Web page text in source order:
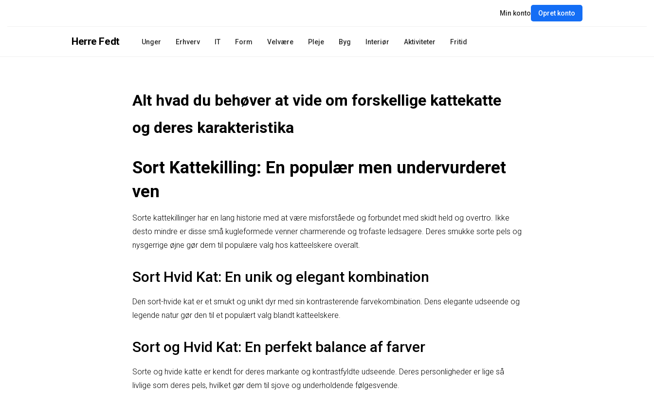
Herre Fedt Unger Erhverv IT Form Velvære Pleje Byg Interiør Aktiviteter Fritid
Min konto Opret konto
Alt hvad du behøver at vide om forskellige kattekatte
og deres karakteristika
Sort Kattekilling: En populær men undervurderet
ven
Sorte kattekillinger har en lang historie med at være misforståede og forbundet med skidt held og overtro. Ikke
desto mindre er disse små kugleformede venner charmerende og trofaste ledsagere. Deres smukke sorte pels og
nysgerrige øjne gør dem til populære valg hos katteelskere overalt.
Sort Hvid Kat: En unik og elegant kombination
Den sort-hvide kat er et smukt og unikt dyr med sin kontrasterende farvekombination. Dens elegante udseende og
legende natur gør den til et populært valg blandt katteelskere.
Sort og Hvid Kat: En perfekt balance af farver
Sorte og hvide katte er kendt for deres markante og kontrastfyldte udseende. Deres personligheder er lige så
livlige som deres pels, hvilket gør dem til sjove og underholdende følgesvende.